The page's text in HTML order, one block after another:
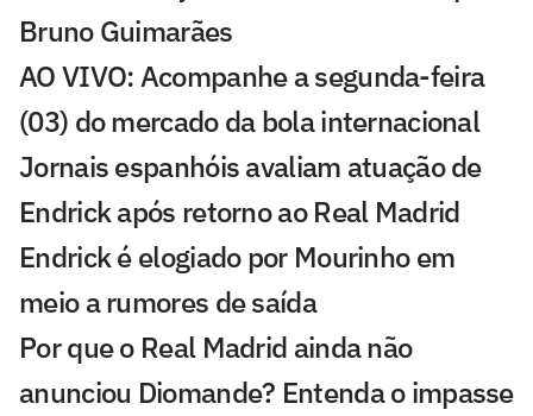
Bruno Guimarães
AO VIVO: Acompanhe a segunda-feira
(03) do mercado da bola internacional
Jornais espanhóis avaliam atuação de
Endrick após retorno ao Real Madrid
Endrick é elogiado por Mourinho em
meio a rumores de saída
Por que o Real Madrid ainda não
anunciou Diomande? Entenda o impasse